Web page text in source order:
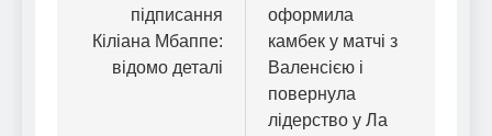
підписання
Кіліана Мбаппе:
відомо деталі
оформила
камбек у матчі з
Валенсією і
повернула
лідерство у Ла